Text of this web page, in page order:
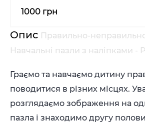
1000 грн
Опис Правильно-
Навчальні пазли з наліпками -
Граємо та навчаємо дитину
поводитися в різних місцях.
розглядаємо зображення на
пазла і знаходимо другу